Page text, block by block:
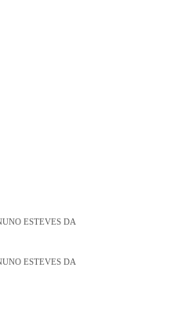
ESTEVES DA
ESTEVES DA